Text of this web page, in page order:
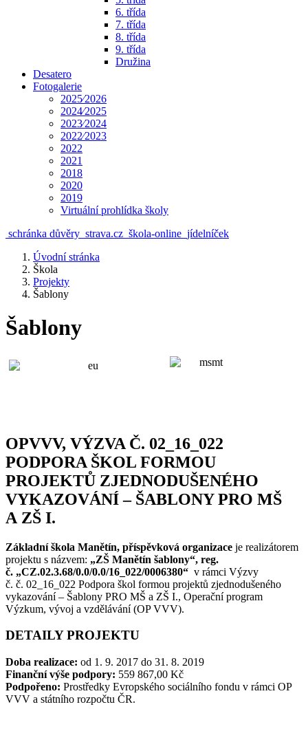
6. třída
7. třída
8. třída
9. třída
Družina
Desatero
Fotogalerie
2025⁄2026
2024⁄2025
2023⁄2024
2022⁄2023
2022
2021
2018
2020
2019
Virtuální prohlídka školy
schránka důvěry strava.cz škola-online jídelníček
Úvodní stránka
Škola
Projekty
Šablony
Šablony
OPVVV, VÝZVA Č. 02_16_022
PODPORA ŠKOL FORMOU
PROJEKTŮ ZJEDNODUŠENÉHO
VYKAZOVÁNÍ – ŠABLONY PRO MŠ
A ZŠ I.
Základní škola Manětín, příspěvková organizace je realizátorem
projektu s názvem: „ZŠ Manětín šablony“, reg.
č. „CZ.02.3.68/0.0/0.0/16_022/0006380“ v rámci Výzvy
č. č. 02_16_022 Podpora škol formou projektů zjednodušeného
vykazování – Šablony PRO MŠ a ZŠ I., Operační program
Výzkum, vývoj a vzdělávání (OP VVV).
DETAILY PROJEKTU
Doba realizace: od 1. 9. 2017 do 31. 8. 2019
Finanční výše podpory: 559 867,00 Kč
Podpořeno: Prostředky Evropského sociálního fondu v rámci OP
VVV a státního rozpočtu ČR.